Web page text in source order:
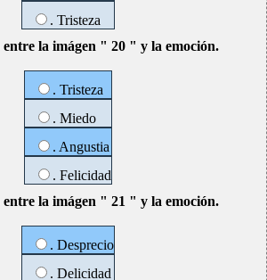
. Tristeza
la imágen " 20 " y la emoción.
. Tristeza
. Miedo
. Angustia
. Felicidad
la imágen " 21 " y la emoción.
. Desprecio
. Delicidad